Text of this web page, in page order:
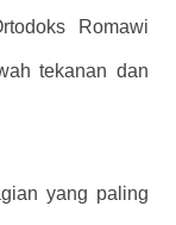
Romawi
tekanan dan
yang paling